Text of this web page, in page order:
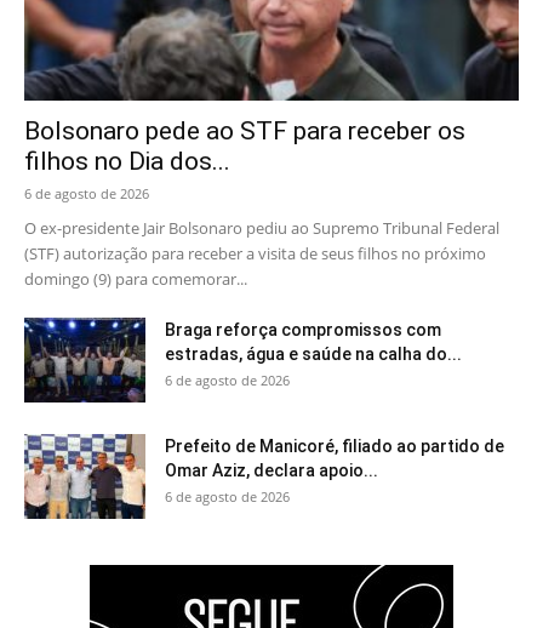
Bolsonaro pede ao STF para receber os
filhos no Dia dos...
6 de agosto de 2026
O ex-presidente Jair Bolsonaro pediu ao Supremo Tribunal Federal
(STF) autorização para receber a visita de seus filhos no próximo
domingo (9) para comemorar...
Braga reforça compromissos com
estradas, água e saúde na calha do...
6 de agosto de 2026
Prefeito de Manicoré, filiado ao partido de
Omar Aziz, declara apoio...
6 de agosto de 2026